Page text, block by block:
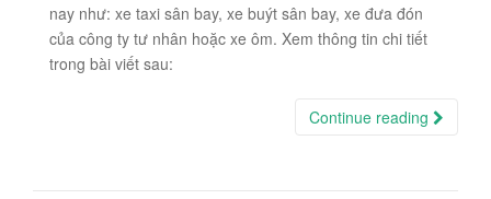
nay như: xe taxi sân bay, xe buýt sân bay, xe đưa đón
của công ty tư nhân hoặc xe ôm. Xem thông tin chi tiết
trong bài viết sau:
Continue reading